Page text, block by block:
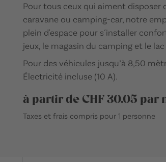
Pour tous ceux qui aiment disposer
caravane ou camping-car, notre
plein d'espace pour s´installer
jeux, le magasin du camping et le
Pour des véhicules jusqu’à 8,50
Électricité incluse (10 A).
à partir de CHF 30.05 par
Taxes et frais compris pour 1 personne